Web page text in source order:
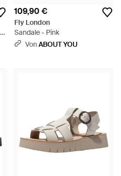
109,90 €
Fly London
Sandale - Pink
VonABOUT YOU